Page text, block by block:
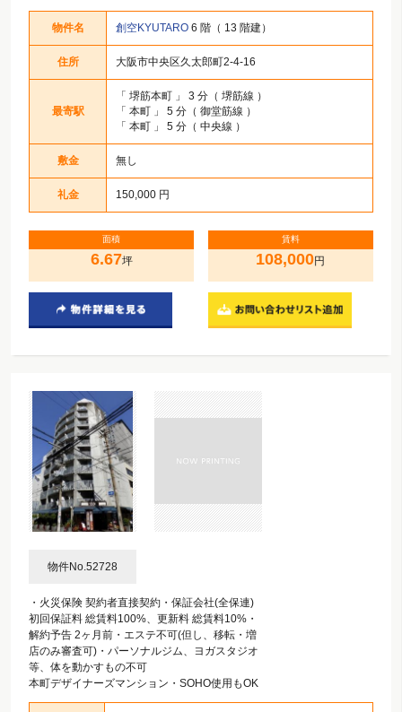
物件名 創空KYUTARO 6 階（ 13 階建）
住所 大阪市中央区久太郎町2-4-16
最寄駅
「 堺筋本町 」 3 分（ 堺筋線 ）
「 本町 」 5 分（ 御堂筋線 ）
「 本町 」 5 分（ 中央線 ）
敷金 無し
礼金 150,000 円
面積
6.67坪
賃料
108,000円
物件No.52728
・火災保険 契約者直接契約・保証会社(全保連)
初回保証料 総賃料100%、更新料 総賃料10%・
解約予告 2ヶ月前・エステ不可(但し、移転・増
店のみ審査可)・パーソナルジム、ヨガスタジオ
等、体を動かすもの不可
本町デザイナーズマンション・SOHO使用もOK